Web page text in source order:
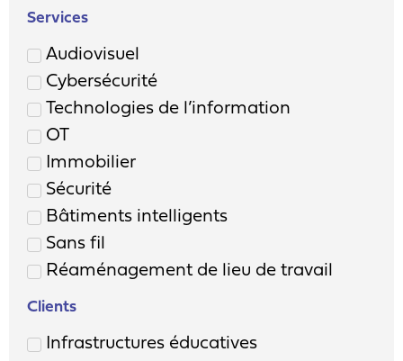
Services
Audiovisuel
Cybersécurité
Technologies de l’information
OT
Immobilier
Sécurité
Bâtiments intelligents
Sans fil
Réaménagement de lieu de travail
Clients
Infrastructures éducatives